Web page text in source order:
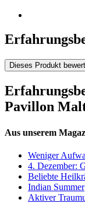
Dieses Produkt
Pavillon
Aus unserem
Weniger
4. Dezember:
Beliebte
Indian Summer
Aktiver